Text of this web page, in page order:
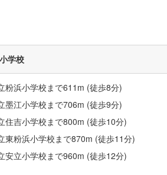
小学校
粉浜小学校まで611m (徒歩8分)
墨江小学校まで706m (徒歩9分)
住吉小学校まで800m (徒歩10分)
東粉浜小学校まで870m (徒歩11分)
安立小学校まで960m (徒歩12分)